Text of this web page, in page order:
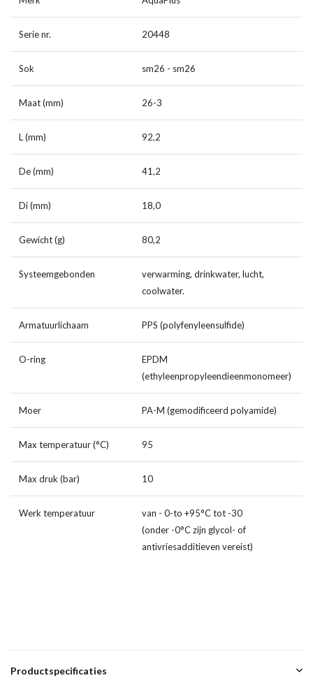
Serie nr. 20448
Sok sm26 - sm26
Maat (mm) 26-3
L (mm) 92,2
De (mm) 41,2
Di (mm) 18,0
Gewicht (g) 80,2
Systeemgebonden
verwarming, drinkwater, lucht,
coolwater.
Armatuurlichaam PPS (polyfenyleensulfide)
O-ring
EPDM
(ethyleenpropyleendieenmonomeer)
Moer PA-M (gemodificeerd polyamide)
Max temperatuur (°C) 95
Max druk (bar) 10
Werk temperatuur
van - 0-to +95°C tot -30
(onder -0°C zijn glycol- of
antivriesadditieven vereist)
Productspecificaties